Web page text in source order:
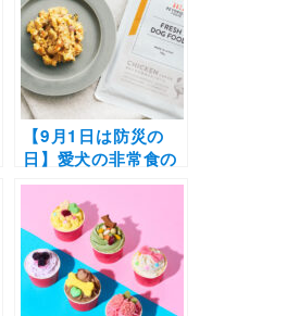
個室のレストランで
ずっと一緒の思い出
を♪
【9月1日は防災の
日】愛犬の非常食の
準備はしています
か？「ペトコトフー
ズ for DOGS 非常食
チキン」が期間限定
割引キャンペーン実
施